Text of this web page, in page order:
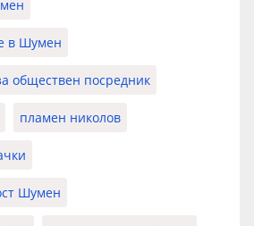
в Шумен
обществен посредник
пламен николов
Шумен